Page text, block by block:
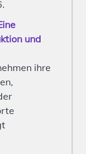
und
ihre